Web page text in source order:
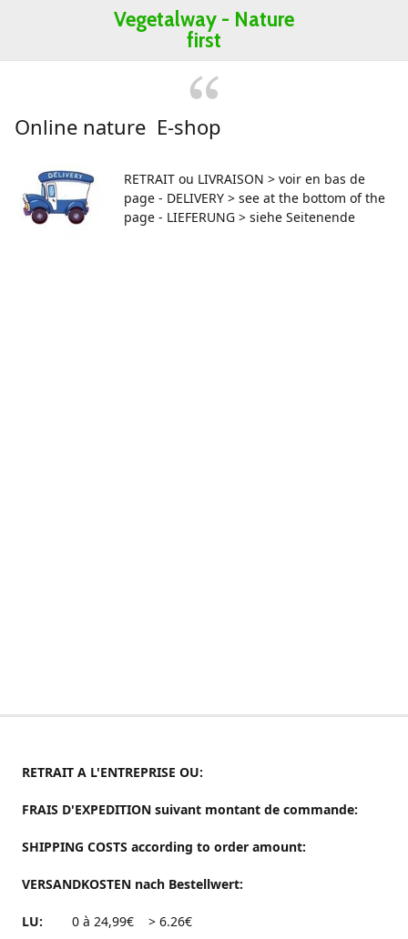
Vegetalway - Nature
first
Online nature E-shop
RETRAIT ou LIVRAISON > voir en bas de
page - DELIVERY > see at the bottom of the
page - LIEFERUNG > siehe Seitenende
RETRAIT A L'ENTREPRISE OU:
FRAIS D'EXPEDITION suivant montant de commande:
SHIPPING COSTS according to order amount:
VERSANDKOSTEN nach Bestellwert:
LU: 0 à 24,99€ > 6.26€